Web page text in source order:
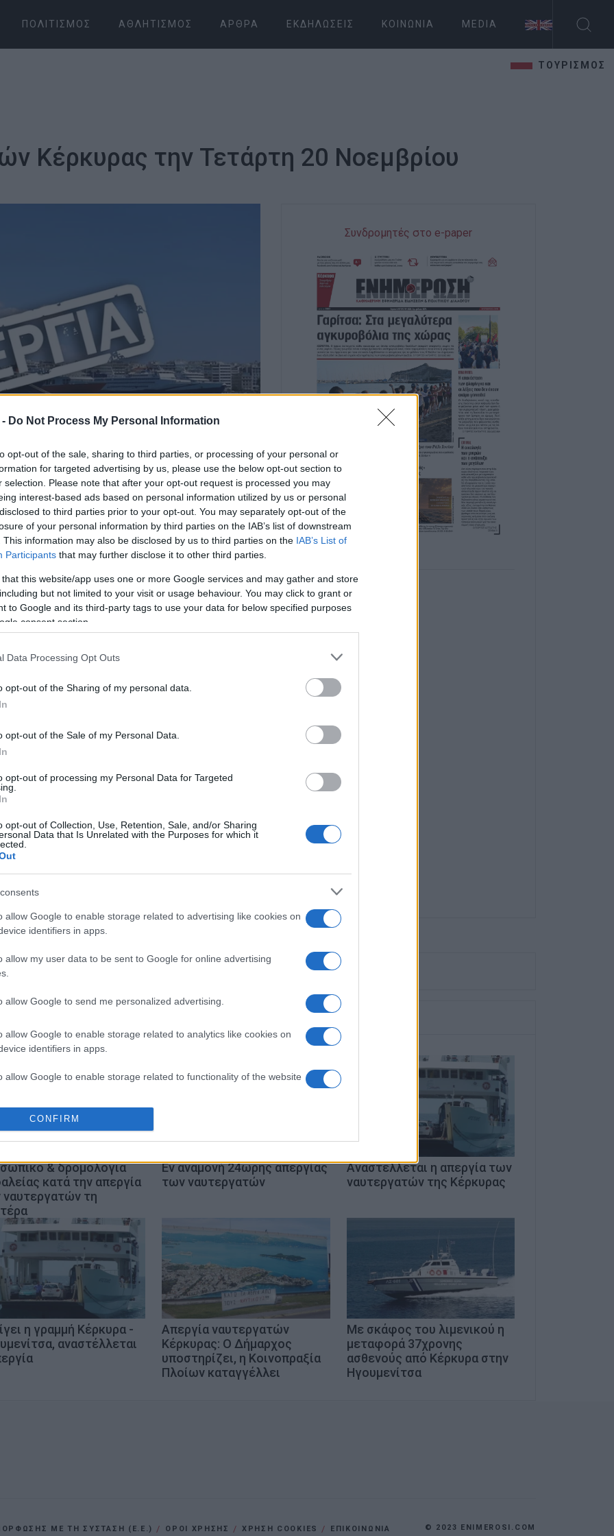
Do Not Process My Personal Information
opt-out of the sale, sharing to third parties, or processing of your personal or
for targeted advertising by us, please use the below opt-out section to
selection. Please note that after your opt-out request is processed you may
interest-based ads based on personal information utilized by us or personal
to third parties prior to your opt-out. You may separately opt-out of the
of your personal information by third parties on the IAB’s list of downstream
This information may also be disclosed by us to third parties on the IAB’s List of
Participants that may further disclose it to other third parties.
that this website/app uses one or more Google services and may gather and store
but not limited to your visit or usage behaviour. You may click to grant or
to Google and its third-party tags to use your data for below specified purposes
consent section.
Data Processing Opt Outs
opt-out of the Sharing of my personal data.
opt-out of the Sale of my Personal Data.
opt-out of processing my Personal Data for Targeted
opt-out of Collection, Use, Retention, Sale, and/or Sharing
Data that Is Unrelated with the Purposes for which it
allow Google to enable storage related to advertising like cookies on
identifiers in apps.
allow my user data to be sent to Google for online advertising
allow Google to send me personalized advertising.
allow Google to enable storage related to analytics like cookies on
identifiers in apps.
allow Google to enable storage related to functionality of the website
allow Google to enable storage related to personalization.
functionality and fraud prevention, and other user protection.
CONFIRM
ΠΟΛΙΤΙΣΜΌΣ ΑΘΛΗΤΙΣΜΌΣ ΆΡΘΡΑ ΕΚΔΗΛΏΣΕΙΣ ΚΟΙΝΩΝΊΑ MEDIA
ΤΟΥΡΙΣΜΟΣ
Κέρκυρας την Τετάρτη 20 Νοεμβρίου
ΚΟΡΩΝΑΚΗ
της στεγαστικής κρίσης, της
δικαίου, καθώς και τη
των εργαζομένων
την συμμετοχή με την ΠΝΟ, στην 24ωρη
η Διοίκηση της ΓΣΕΕ, την Τετάρτη 20
ημέρας, σε όλες τις κατηγορίες πλοίων
της στεγαστικής κρίσης, της
καθώς και τη μείωση της αγοραστικής
Ενημέρωση από το 1990 σε θέσεις υψηλής
δημόσιες σχέσεις, το ελεύθερο και το
Facebook
Συνδρομητές στο e-paper
& δρομολόγια
κατά την απεργία
τη
Εν αναμονή 24ωρης απεργίας
των ναυτεργατών
Αναστέλλεται η απεργία των
ναυτεργατών της Κέρκυρας
η γραμμή Κέρκυρα -
αναστέλλεται
Απεργία ναυτεργατών
Κέρκυρας: Ο Δήμαρχος
υποστηρίζει, η Κοινοπραξία
Πλοίων καταγγέλλει
Με σκάφος του λιμενικού η
μεταφορά 37χρονης
ασθενούς από Κέρκυρα στην
Ηγουμενίτσα
ΜΕ ΤΗ ΣΥΣΤΑΣΗ (Ε.Ε.) ΌΡΟΙ ΧΡΗΣΗΣ ΧΡΗΣΗ COOKIES ΕΠΙΚΟΙΝΩΝΙΑ © 2023 ENIMEROSI.COM